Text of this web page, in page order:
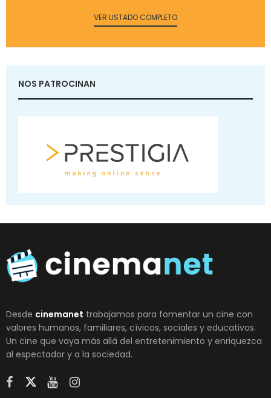
VER LISTADO COMPLETO
NOS PATROCINAN
Desde cinemanet trabajamos para fomentar un cine con
valores humanos, familiares, cívicos, sociales y educativos.
Un cine que vaya más allá del entretenimiento y enriquezca
al espectador y a la sociedad.